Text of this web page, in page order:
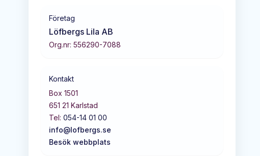
Företag
Löfbergs Lila AB
Org.nr: 556290-7088
Kontakt
Box 1501
651 21 Karlstad
Tel: 054-14 01 00
info@lofbergs.se
Besök webbplats